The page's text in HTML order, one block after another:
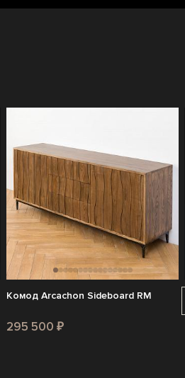
Комод Arcachon Sideboard RM
295 500 ₽